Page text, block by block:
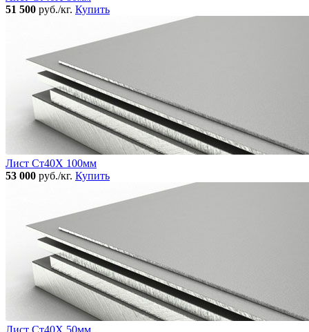
51 500 руб./кг. Купить
Лист Ст40Х 100мм
53 000 руб./кг. Купить